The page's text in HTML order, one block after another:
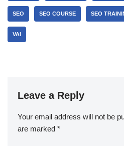
SEO SEO COURSE SEO
VAI
Leave a Reply
Your email address will not be
are marked *